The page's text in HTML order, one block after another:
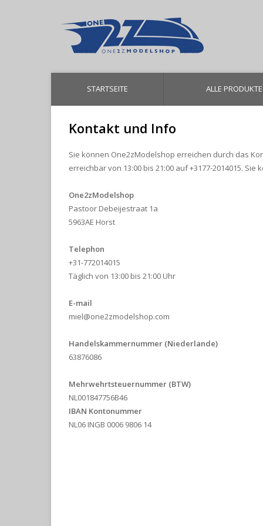
STARTSEITE ALLE PRODUKTE
Kontakt und Info
Sie können One2zModelshop erreichen durch das
erreichbar von 13:00 bis 21:00 auf +3177-2014015.
One2zModelshop
Pastoor Debeijestraat 1a
5963AE Horst
Telephon
+31-772014015
Täglich von 13:00 bis 21:00 Uhr
E-mail
miel@one2zmodelshop.com
Handelskammernummer (Niederlande)
63876086
Mehrwehrtsteuernummer (BTW)
NL001847756B46
IBAN Kontonummer
NL06 INGB 0006 9806 14